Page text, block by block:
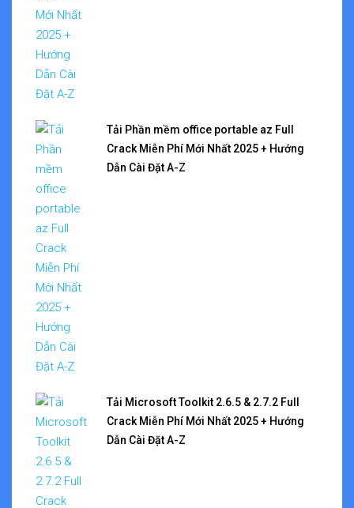
Tải Phần mềm office portable az Full
Crack Miễn Phí Mới Nhất 2025 + Hướng
Dẫn Cài Đặt A-Z
Tải Microsoft Toolkit 2.6.5 & 2.7.2 Full
Crack Miễn Phí Mới Nhất 2025 + Hướng
Dẫn Cài Đặt A-Z